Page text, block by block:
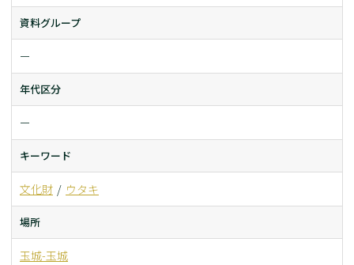
資料グループ
ー
年代区分
ー
キーワード
文化財 ウタキ
場所
玉城-玉城